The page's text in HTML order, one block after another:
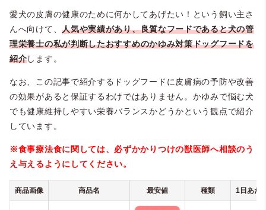
愛犬の皮膚の健康のために何かしてあげたい！という飼い主さ
んへ向けて、人気や実績があり、良質なフードであると犬の管
理栄養士の私が判断したおすすめのかゆみ対策ドッグフードを
紹介します。
なお、この記事で紹介するドッグフードに皮膚病の予防や改善
の効果があると保証するわけではありません。かゆみで悩む犬
でも健康維持しやすい栄養バランスかどうかという観点で紹介
しています。
※食事療法食に関しては、必ずかかりつけの獣医師へ相談のう
え与えるようにしてください。
商品画像 商品名 最安値 種類 1日あた